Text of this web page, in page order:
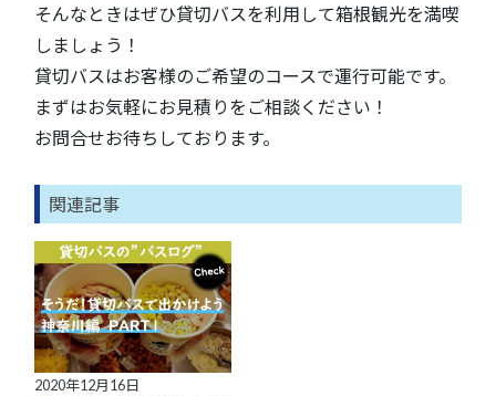
そんなときはぜひ貸切バスを利用して箱根観光を満喫
しましょう！
貸切バスはお客様のご希望のコースで運行可能です。
まずはお気軽にお見積りをご相談ください！
お問合せお待ちしております。
関連記事
2020年12月16日